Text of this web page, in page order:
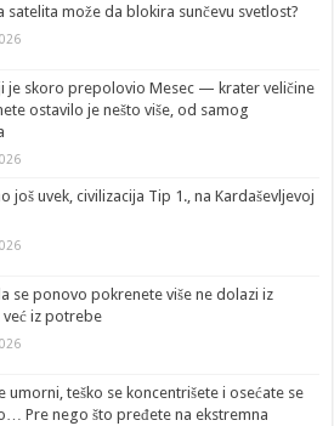
satelita može da blokira sunčevu svetlost?
je skoro prepolovio Mesec — krater veličine
ostavilo je nešto više, od samog
još uvek, civilizacija Tip 1., na Kardaševljevoj
se ponovo pokrenete više ne dolazi iz
već iz potrebe
umorni, teško se koncentrišete i osećate se
Pre nego što pređete na ekstremna